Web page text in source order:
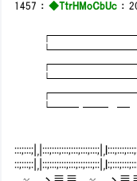
1457 ：◆TtrHMoCbUc ：
└── ── ─
_.γ_._ヽ≡≡__γ_._ヽ